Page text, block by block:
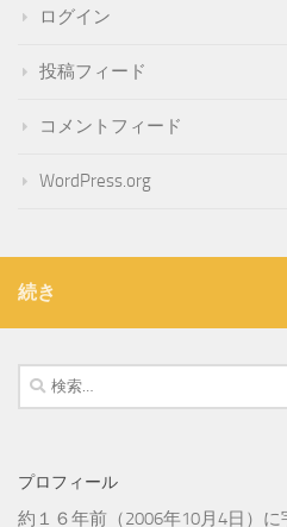
ログイン
投稿フィード
コメントフィード
WordPress.org
続き
検
索:
プロフィール
約１６年前（2006年10月4日）